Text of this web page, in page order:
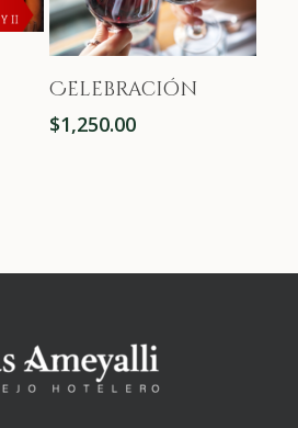
Añadir Al Carrito
Celebración
$1,250.00